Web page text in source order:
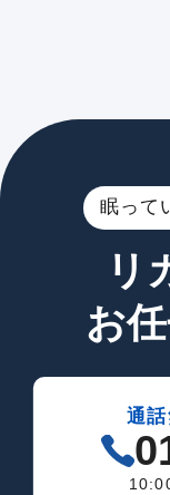
眠って
リ
お
通話